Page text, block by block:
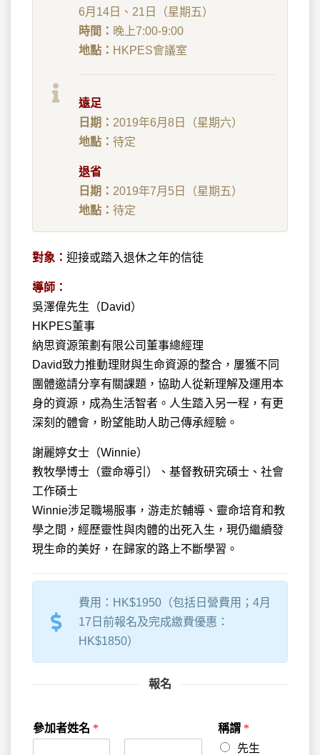
6月14日、21日（星期五）
時間： 晚上7:00-9:00
地點： HKPES會議室
遠足
日期： 2019年6月8日（星期六）
地點： 待定
退省
日期： 2019年7月5日（星期五）
地點： 待定
對象： 迎接或踏入退休之年的信徒
導師：
吳澤偉先生（David）
HKPES董事
納思資源策劃有限公司董事總經理
David致力推動理財與生命資源的整合，屢獲不同
團體邀請分享有關課題，協助人從新理解及運用本
身的資源，成為生活智者。人生踏入另一程，有更
深刻的體會，盼望能助人助己傳承經驗。
謝麗婷女士（Winnie）
教牧學博士（靈命導引）、基督教研究碩士、社會
工作碩士
Winnie涉足職場服事，游走於輔導、靈命培育和教
學之間，經歷靈性與肉體的出死入生，現仍繼續發
現生命的美好，在歸家的路上不斷學習。
費用：HK$1950（包括日營費用；4月
17日前報名及完成繳費優惠：
HK$1850）
報名
參加者姓名 * 稱謂 *
先生